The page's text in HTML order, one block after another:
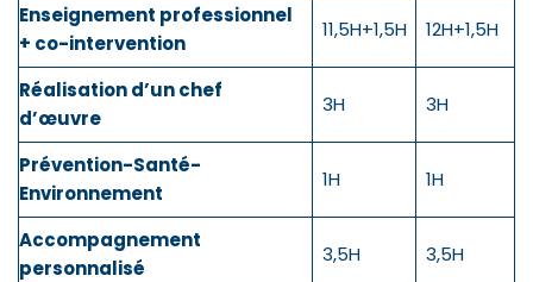
Enseignement professionnel
+ co-intervention
11,5H+1,5H 12H+1,5H
Réalisation d’un chef
d’œuvre
3H 3H
Prévention-Santé-
Environnement
1H 1H
Accompagnement
personnalisé
3,5H 3,5H